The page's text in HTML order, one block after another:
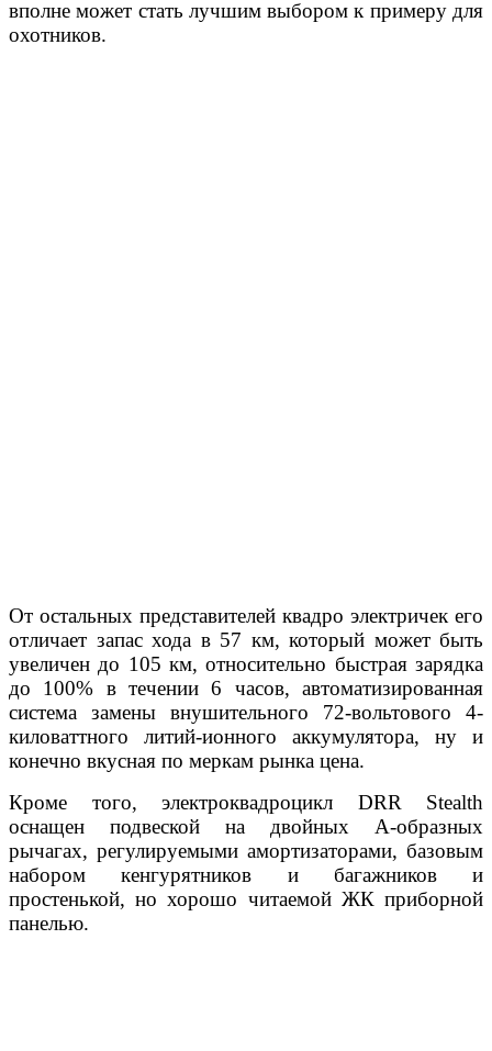
вполне может стать лучшим выбором к примеру для
охотников.
От остальных представителей квадро электричек его
отличает запас хода в 57 км, который может быть
увеличен до 105 км, относительно быстрая зарядка
до 100% в течении 6 часов, автоматизированная
система замены внушительного 72-вольтового 4-
киловаттного литий-ионного аккумулятора, ну и
конечно вкусная по меркам рынка цена.
Кроме того, электроквадроцикл DRR Stealth
оснащен подвеской на двойных А-образных
рычагах, регулируемыми амортизаторами, базовым
набором кенгурятников и багажников и
простенькой, но хорошо читаемой ЖК приборной
панелью.